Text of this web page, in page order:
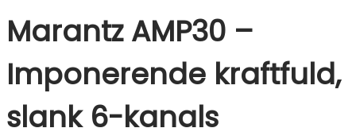
Marantz AMP30 –
Imponerende kraftfuld,
slank 6-kanals